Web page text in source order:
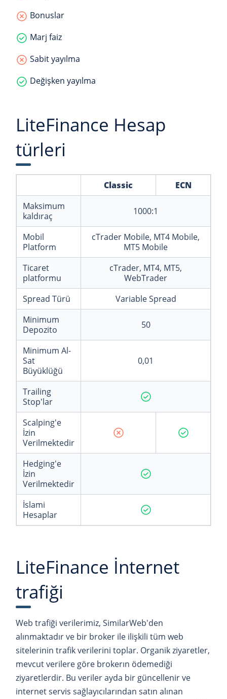
Bonuslar
Marj faiz
Sabit yayılma
Değişken yayılma
LiteFinance Hesap
türleri
Classic
ECN
Maksimum
kaldıraç
1000:1
Mobil
Platform
cTrader Mobile, MT4 Mobile,
MT5 Mobile
Ticaret
platformu
cTrader, MT4, MT5,
WebTrader
Spread Türü
Variable Spread
Minimum
Depozito
50
Minimum Al-
Sat
Büyüklüğü
0,01
Trailing
Stop'lar
Scalping'e
İzin
Verilmektedir
Hedging'e
İzin
Verilmektedir
İslami
Hesaplar
LiteFinance İnternet
trafiği
Web trafiği verilerimiz, SimilarWeb'den
alınmaktadır ve bir broker ile ilişkili tüm web
sitelerinin trafik verilerini toplar. Organik ziyaretler,
mevcut verilere göre brokerın ödemediği
ziyaretlerdir. Bu veriler ayda bir güncellenir ve
internet servis sağlayıcılarından satın alınan